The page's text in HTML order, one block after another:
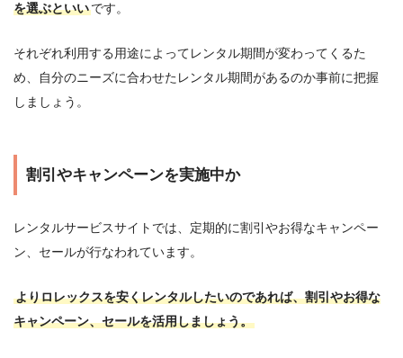
を選ぶといいです。
それぞれ利用する用途によってレンタル期間が変わってくるた
め、自分のニーズに合わせたレンタル期間があるのか事前に把握
しましょう。
割引やキャンペーンを実施中か
レンタルサービスサイトでは、定期的に割引やお得なキャンペー
ン、セールが行なわれています。
よりロレックスを安くレンタルしたいのであれば、割引やお得な
キャンペーン、セールを活用しましょう。